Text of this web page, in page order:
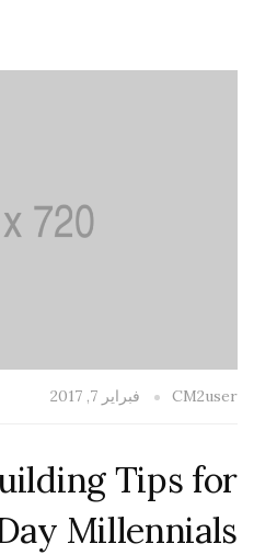
CM2user فبراير 7, 2017
Tips for
Millennials